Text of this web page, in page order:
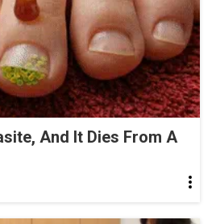
And It Dies From A